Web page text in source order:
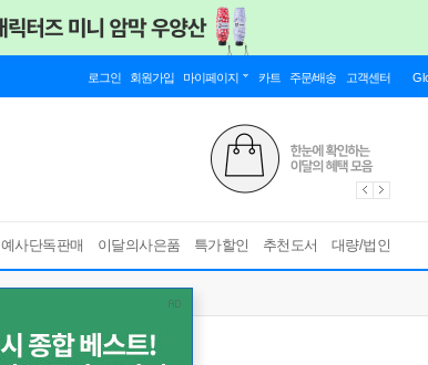
로그인 회원가입 마이페이지 카트 주문/배송 고객센터
예사단독판매 이달의사은품 특가할인 추천도서 대량/법인